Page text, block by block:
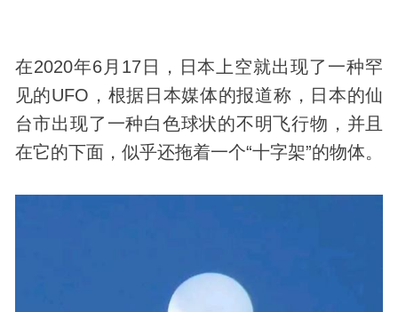
在2020年6月17日，日本上空就出现了一种罕
见的UFO ，根据日本媒体的报道称，日本的仙
台市出现了一种白色球状的不明飞行物 ，并且
在它的下面，似乎还拖着一个“十字架”的物体。